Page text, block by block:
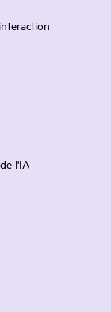
l'IA